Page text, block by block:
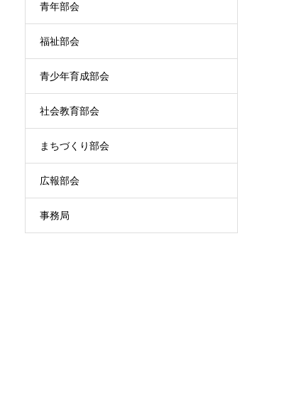
青年部会
福祉部会
青少年育成部会
社会教育部会
まちづくり部会
広報部会
事務局